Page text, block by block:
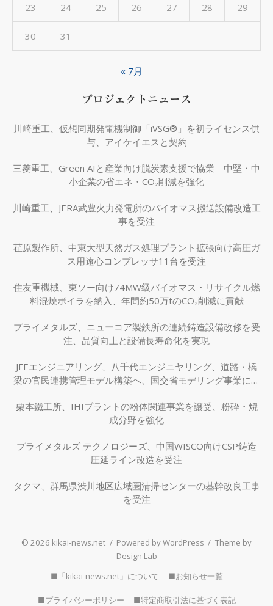
23 24 25 26 27 28 29
30 31
« 7月
プロジェクトニュース
川崎重工、仮想同期発電機制御「iVSG®」を初ライセンス供
与、アイケイエスと契約
三菱重工、Green AIと産業向け脱炭素支援で協業 中堅・中
小企業の省エネ・CO₂削減を強化
川崎重工、JERA武豊火力発電所のバイオマス搬送設備改造工
事を受注
荏原製作所、中東大型天然ガス処理プラント拡張向け高圧ガ
ス用遠心コンプレッサ11台を受注
住友重機械、東ソー向け74MW級バイオマス・リサイクル燃
料混焼ボイラを納入、年間約50万tのCO₂削減に貢献
プライメタルズ、ニューコア製鉄所の連続鋳造設備改修を受
注、品質向上と設備長寿命化を実現
JFEエンジニアリング、八千代エンジニヤリング、道路・橋
梁の官民連携管理モデル構築へ、国交省モデリング事業に採
栗本鐵工所、IHIプラントの粉体関連事業を譲受、粉砕・焼
成分野を強化
プライメタルズ テクノロジーズ、中国WISCO向けCSP鋳造
圧延ライン改造を受注
タクマ、群馬県渋川地区広域圏清掃センターの基幹改良工事
を受注
© 2026 kikai-news.net / Powered by WordPress / Theme by
Design Lab
■「kikai-news.net」について
■お知らせ一覧
■プライバシーポリシー ■特定商取引法に基づく表記